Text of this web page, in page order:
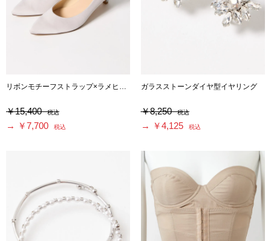
￥15,400 税込
→ ￥7,700 税込
ガラスストーンダイヤ型イヤリング
￥8,250 税込
→ ￥4,125 税込